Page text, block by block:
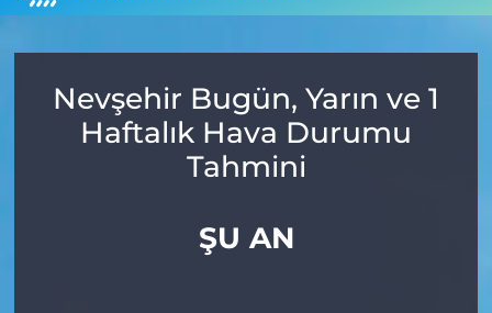
Nevşehir Bugün, Yarın ve 1
Haftalık Hava Durumu
Tahmini
ŞU AN